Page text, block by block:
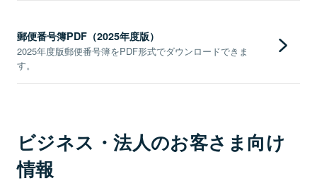
郵便番号簿PDF（2025年度版）
2025年度版郵便番号簿をPDF形式でダウンロードできま
す。
ビジネス・法人のお客さま向け
情報